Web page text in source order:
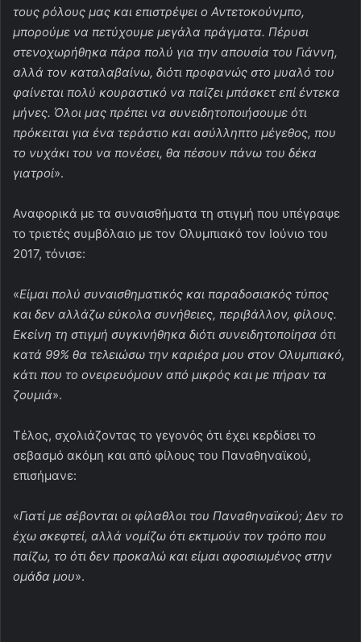
τους ρόλους μας και επιστρέψει ο Αντετοκούνμπο,
μπορούμε να πετύχουμε μεγάλα πράγματα. Πέρυσι
στενοχωρήθηκα πάρα πολύ για την απουσία του Γιάννη,
αλλά τον καταλαβαίνω, διότι προφανώς στο μυαλό του
φαίνεται πολύ κουραστικό να παίζει μπάσκετ επί έντεκα
μήνες. Όλοι μας πρέπει να συνειδητοποιήσουμε ότι
πρόκειται για ένα τεράστιο και ασύλληπτο μέγεθος, που
το νυχάκι του να πονέσει, θα πέσουν πάνω του δέκα
γιατροί».
Αναφορικά με τα συναισθήματα τη στιγμή που υπέγραψε
το τριετές συμβόλαιο με τον Ολυμπιακό τον Ιούνιο του
2017, τόνισε:
«Είμαι πολύ συναισθηματικός και παραδοσιακός τύπος
και δεν αλλάζω εύκολα συνήθειες, περιβάλλον, φίλους.
Εκείνη τη στιγμή συγκινήθηκα διότι συνειδητοποίησα ότι
κατά 99% θα τελειώσω την καριέρα μου στον Ολυμπιακό,
κάτι που το ονειρευόμουν από μικρός και με πήραν τα
ζουμιά».
Τέλος, σχολιάζοντας το γεγονός ότι έχει κερδίσει το
σεβασμό ακόμη και από φίλους του Παναθηναϊκού,
επισήμανε:
«Γιατί με σέβονται οι φίλαθλοι του Παναθηναϊκού; Δεν το
έχω σκεφτεί, αλλά νομίζω ότι εκτιμούν τον τρόπο που
παίζω, το ότι δεν προκαλώ και είμαι αφοσιωμένος στην
ομάδα μου».